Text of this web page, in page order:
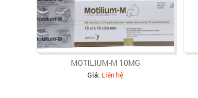
MOTILIUM-M 10MG
Giá: Liên hệ